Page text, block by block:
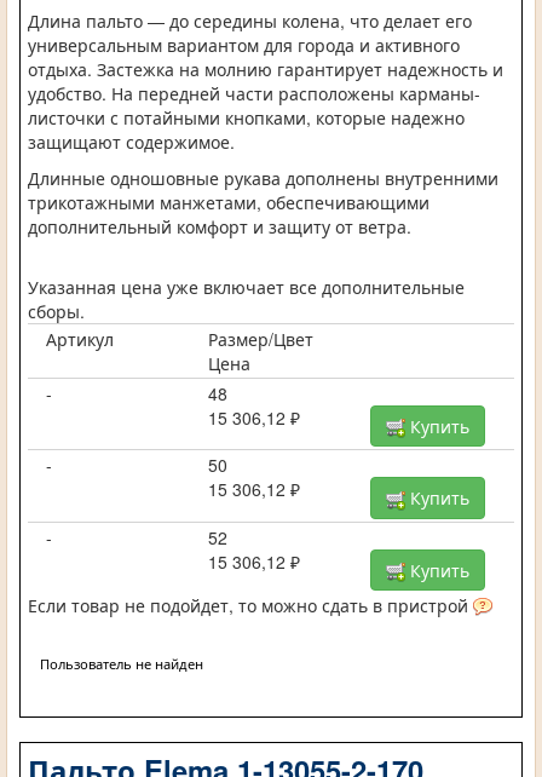
Длина пальто — до середины колена, что делает его
универсальным вариантом для города и активного
отдыха. Застежка на молнию гарантирует надежность и
удобство. На передней части расположены карманы-
листочки с потайными кнопками, которые надежно
защищают содержимое.
Длинные одношовные рукава дополнены внутренними
трикотажными манжетами, обеспечивающими
дополнительный комфорт и защиту от ветра.
Указанная цена уже включает все дополнительные
сборы.
Артикул
Размер/Цвет
Цена
-
48
15 306,12 ₽
Купить
-
50
15 306,12 ₽
Купить
-
52
15 306,12 ₽
Купить
Если товар не подойдет, то можно сдать в пристрой
Пользователь не найден